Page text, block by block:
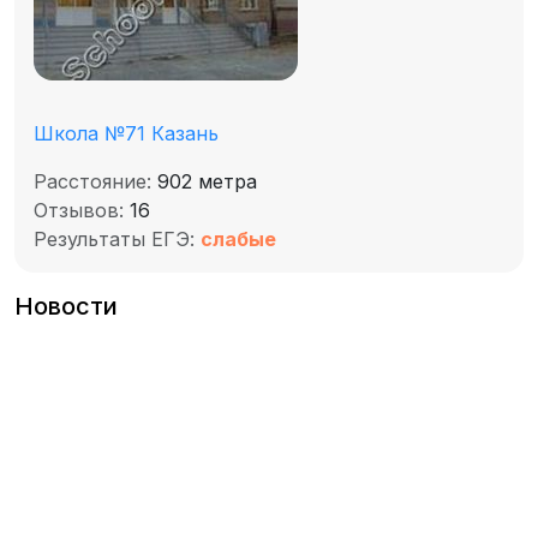
Школа №71 Казань
Расстояние: 902 метра
Отзывов: 16
Результаты ЕГЭ: слабые
Новости